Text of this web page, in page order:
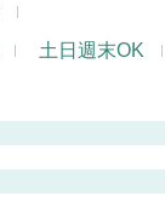
土日週末OK